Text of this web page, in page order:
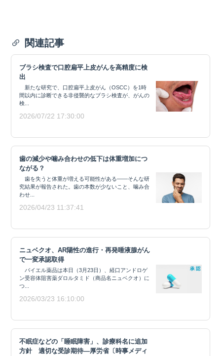
関連記事
ブラシ検査で口腔扁平上皮がんを高精度に検
出
新たな研究で、口腔扁平上皮がん（OSCC）を1時
間以内に診断できる非侵襲的なブラシ検査が、がんの
検...
2026/07/22 17:30:00
歯の減少や噛み合わせの低下は体重増加につ
ながる？
歯を失うと体重が増える可能性がある――そんな研
究結果が報告された。歯の本数が少ないこと、噛み合
わせ...
2026/04/23 11:37:41
ニュベクオ、AR陽性の進行・再発唾液腺がん
で一変承認取得
バイエル薬品は本日（3月23日）、経口アンドロゲ
ン受容体阻害薬ダロルタミド（商品名ニュベクオ）に
つ...
2026/03/23 16:10:00
不眠症などの「睡眠障害」、診療科名に追加
方針 適切な受診期待―厚労省〔時事メディ